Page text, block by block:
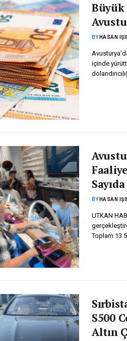
Büyük
BY HASAN
içinde
BY HASAN
UTKAN
Toplam
S500
Altın